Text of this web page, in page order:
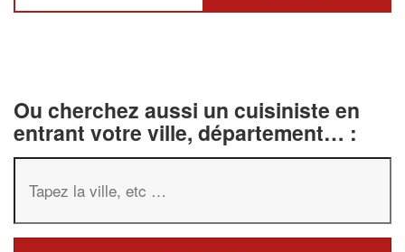
Ou cherchez aussi un cuisiniste en
entrant votre ville, département… :